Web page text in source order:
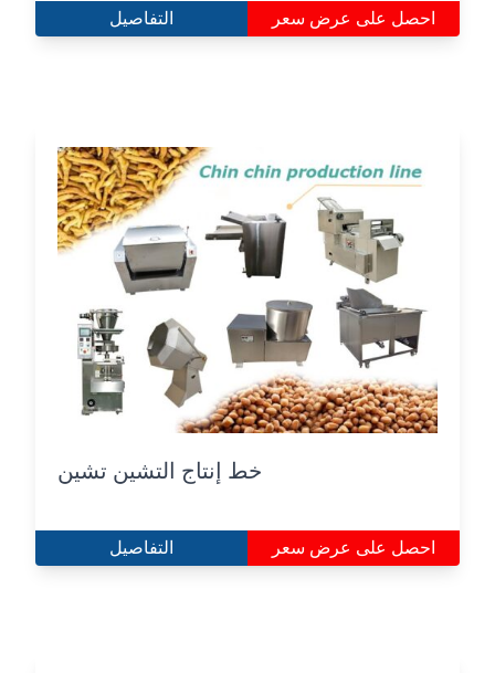
التفاصيل احصل على عرض سعر
خط إنتاج التشين تشين
التفاصيل احصل على عرض سعر